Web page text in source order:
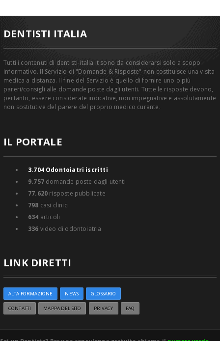
DENTISTI ITALIA
Tutti i contenuti di dentisti-italia.it sono da considerarsi solo a scopo
informativo. Il Servizio di "Domande & Risposte" non costituisce una visita
medica a distanza. Il fine del Servizio è quello di fornire uno o più
pareri/consigli alle domande poste dagli utenti. Tutte le risposte devono,
pertanto, essere considerate indicative, non impegnative e assolutamente
non sostitutive del parere del proprio medico curante.
IL PORTALE
3.704Odontoiatri iscritti
9.757domande poste dagli utenti
77.620 risposte pubblicate
798 casi clinici
634 articoli
336 video di odontoiatria
LINK DIRETTI
ALTA FORMAZIONE NEWS GLOSSARIO
CONTATTI MAPPA DEL SITO PRIVACY FAQ